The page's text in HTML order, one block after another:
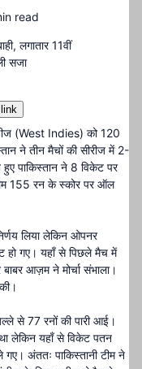
read
(West Indies) को 120
ने तीन मैचों की सीरीज में 2-
पाकिस्तान ने 8 विकेट पर
155 रन के स्कोर पर ऑल
लिया लेकिन ओपनर
गए। यहाँ से पिछले मैच में
आज़म ने मोर्चा संभाला।
से 77 रनों की पारी आई।
लेकिन यहाँ से विकेट पतन
अंततः पाकिस्तानी टीम ने